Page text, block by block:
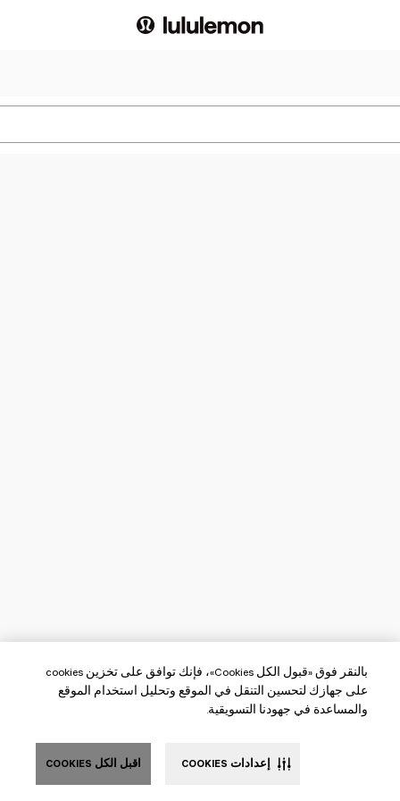
بالنقر فوق «قبول الكل Cookies»، فإنك توافق على تخزين cookies
على جهازك لتحسين التنقل في الموقع وتحليل استخدام الموقع
والمساعدة في جهودنا التسويقية.
اقبل الكل COOKIES إعدادات COOKIES